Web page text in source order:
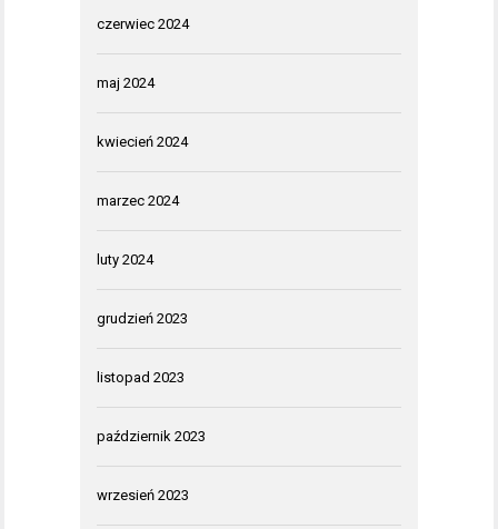
czerwiec 2024
maj 2024
kwiecień 2024
marzec 2024
luty 2024
grudzień 2023
listopad 2023
październik 2023
wrzesień 2023